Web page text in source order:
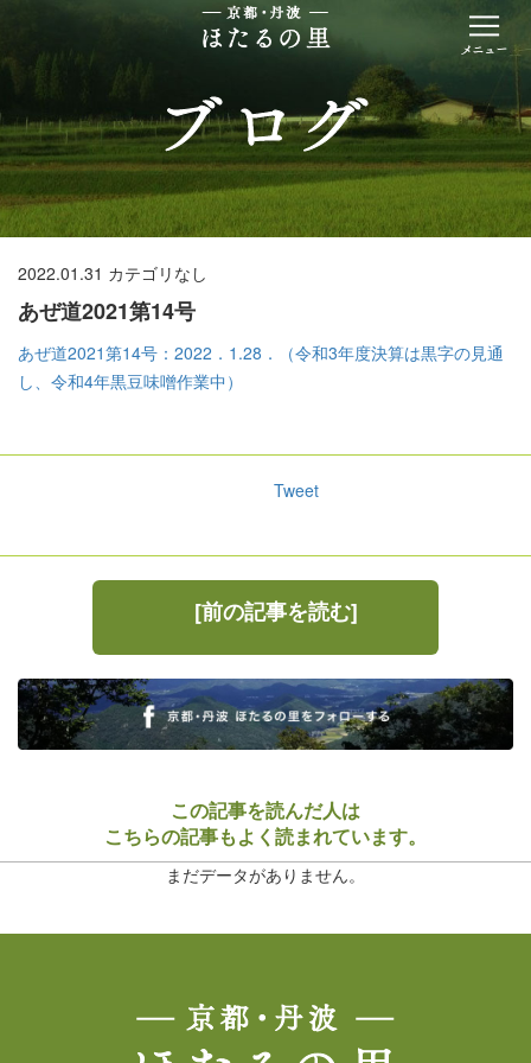
2022.01.31 カテゴリなし
あぜ道2021第14号
あぜ道2021第14号：2022．1.28．（令和3年度決算は黒字の見通
し、令和4年黒豆味噌作業中）
Tweet
[前の記事を読む]
この記事を読んだ人は
こちらの記事もよく読まれています。
まだデータがありません。